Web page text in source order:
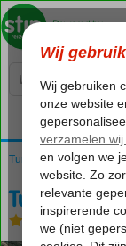
Turkije Egeische kust
Turquoise
All